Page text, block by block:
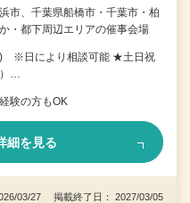
市、千葉県船橋市・千葉市・柏
・都下周辺エリアの催事会場
) ※日により相談可能 ★土日祝
）…
験の方もOK
細を見る
03/27 掲載終了日： 2027/03/05